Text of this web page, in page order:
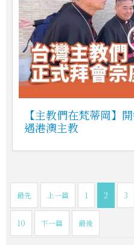
【主教們在梵蒂岡】
遇港澳主教
最先 上一篇 1 2 3
10 下一篇 最後